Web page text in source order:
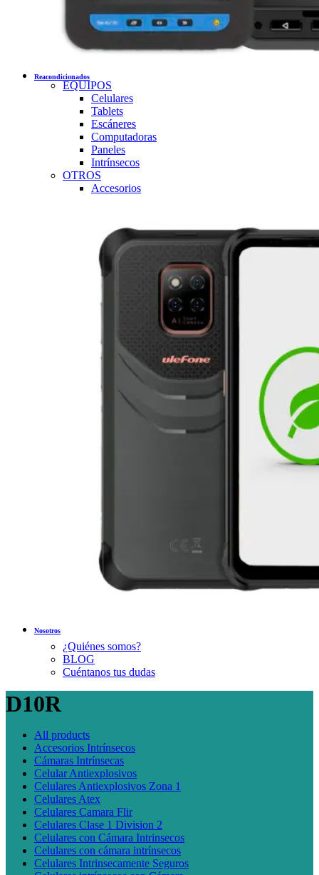
Reacondicionados
EQUIPOS
Celulares
Tablets
Escáneres
Computadoras
Paneles
Intrínsecos
OTROS
Accesorios
Nosotros
¿Quiénes somos?
BLOG
Cuéntanos tus dudas
D10R
All products
Accesorios Intrínsecos
Cámaras Intrínsecas
Celular Antiexplosivos
Celulares Antiexplosivos Zona 1
Celulares Atex
Celulares Camara Flir
Celulares Clase 1 Division 2
Celulares con Cámara Intrinsecos
Celulares con cámara intrínsecos
Celulares Intrinsecamente Seguros